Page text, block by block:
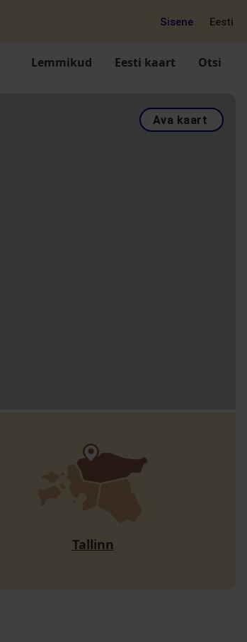
Sisene Eesti
Lemmikud Eesti kaart Otsi
Ava kaart
Tallinn